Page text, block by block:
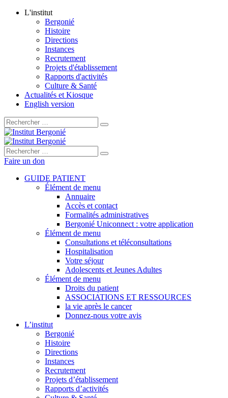
L'institut
Bergonié
Histoire
Directions
Instances
Recrutement
Projets d'établissement
Rapports d'activités
Culture & Santé
Actualités et Kiosque
English version
Rechercher :
Rechercher :
Faire un don
GUIDE PATIENT
Élément de menu
Annuaire
Accès et contact
Formalités administratives
Bergonié Uniconnect : votre application
Élément de menu
Consultations et téléconsultations
Hospitalisation
Votre séjour
Adolescents et Jeunes Adultes
Élément de menu
Droits du patient
ASSOCIATIONS ET RESSOURCES
la vie après le cancer
Donnez-nous votre avis
L’institut
Bergonié
Histoire
Directions
Instances
Recrutement
Projets d’établissement
Rapports d’activités